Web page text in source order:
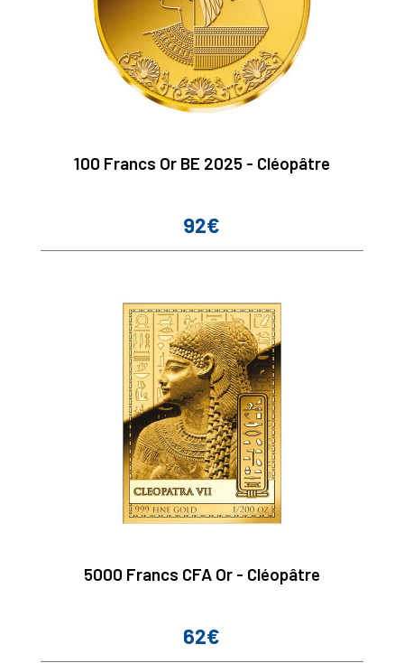
100 Francs Or BE 2025 - Cléopâtre
Prix
92€
5000 Francs CFA Or - Cléopâtre
Prix
62€